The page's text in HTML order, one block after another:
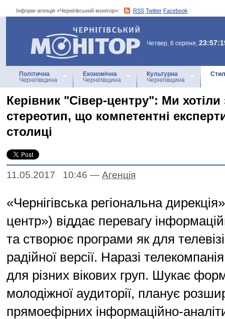
Інформ-агенція «Чернігівський монітор»: RSS Twitter Facebook
Інформ-агенція
«Чернігівський монітор»
Четвер, 6 серпня,
Політична
Чернігівщина
Економічна
Чернігівщина
Культурна
Чернігівщина
Керівник "Сівер-центру": Ми хотіли
стереотип, що компетентні
столиці
11.05.2017 10:46 — Агенцiя
«Чернігівська регіональна
центр») віддає перевагу
та створює програми як для
радійної версії. Наразі
для різних вікових груп. Шукає
молодіжної аудиторії, планує
прямоефірних інформаційно-